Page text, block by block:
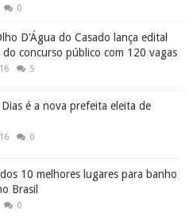
0
D'Água do Casado lança edital
do concurso público com 120 vagas
5
é a nova prefeita eleita de
0
10 melhores lugares para banho
Brasil
0